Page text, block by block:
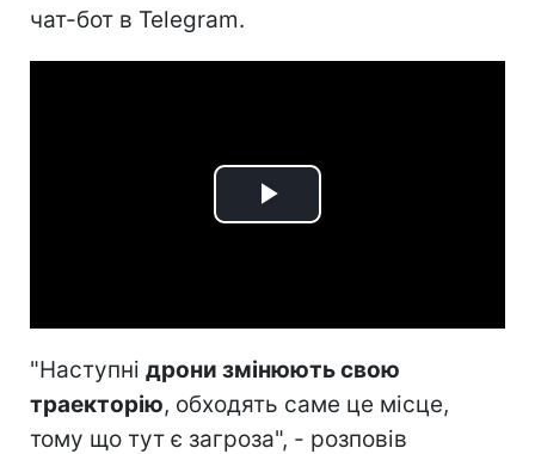
чат-бот в Telegram.
Play
"Наступні дрони змінюють свою
траекторію, обходять саме це місце,
тому що тут є загроза", - розповів